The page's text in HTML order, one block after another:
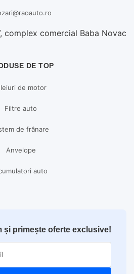
complex comercial Baba Novac
DE TOP
de motor
Filtre auto
de frânare
Anvelope
auto
și primește oferte exclusive!